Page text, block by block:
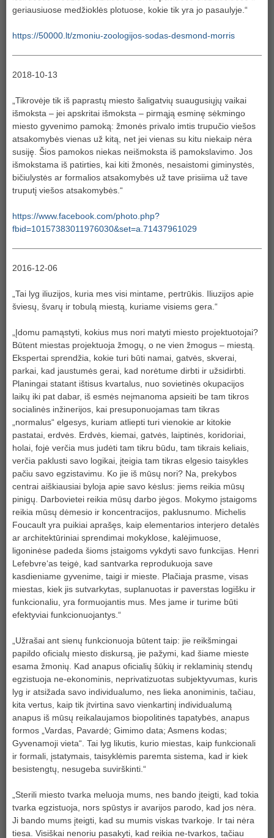
geriausiuose medžioklės plotuose, kokie tik yra jo pasaulyje.“
https://50000.lt/zmoniu-zoologijos-sodas-desmond-morris
2018-10-13
„Tikrovėje tik iš paprastų miesto šaligatvių suaugusiųjų vaikai
išmoksta – jei apskritai išmoksta – pirmąją esminę sėkmingo
miesto gyvenimo pamoką: žmonės privalo imtis trupučio viešos
atsakomybės vienas už kitą, net jei vienas su kitu niekaip nėra
susiję. Šios pamokos niekas neišmoksta iš pamokslavimo. Jos
išmokstama iš patirties, kai kiti žmonės, nesaistomi giminystės,
bičiulystės ar formalios atsakomybės už tave prisiima už tave
truputį viešos atsakomybės.“
https://www.facebook.com/photo.php?
fbid=10157383011976030&set=a.71437961029
2016-12-06
„Tai lyg iliuzijos, kuria mes visi mintame, pertrūkis. Iliuzijos apie
šviesų, švarų ir tobulą miestą, kuriame visiems gera.“
„Įdomu pamąstyti, kokius mus nori matyti miesto projektuotojai?
Būtent miestas projektuoja žmogų, o ne vien žmogus – miestą.
Ekspertai sprendžia, kokie turi būti namai, gatvės, skverai,
parkai, kad jaustumės gerai, kad norėtume dirbti ir užsidirbti.
Planingai statant ištisus kvartalus, nuo sovietinės okupacijos
laikų iki pat dabar, iš esmės neįmanoma apsieiti be tam tikros
socialinės inžinerijos, kai presuponuojamas tam tikras
„normalus“ elgesys, kuriam atliepti turi vienokie ar kitokie
pastatai, erdvės. Erdvės, kiemai, gatvės, laiptinės, koridoriai,
holai, fojė verčia mus judėti tam tikru būdu, tam tikrais keliais,
verčia paklusti savo logikai, įteigia tam tikras elgesio taisykles
pačiu savo egzistavimu. Ko jie iš mūsų nori? Na, prekybos
centrai aiškiausiai byloja apie savo kėslus: jiems reikia mūsų
pinigų. Darbovietei reikia mūsų darbo jėgos. Mokymo įstaigoms
reikia mūsų dėmesio ir koncentracijos, paklusnumo. Michelis
Foucault yra puikiai aprašęs, kaip elementarios interjero detalės
ar architektūriniai sprendimai mokyklose, kalėjimuose,
ligoninėse padeda šioms įstaigoms vykdyti savo funkcijas. Henri
Lefebvre‘as teigė, kad santvarka reprodukuoja save
kasdieniame gyvenime, taigi ir mieste. Plačiaja prasme, visas
miestas, kiek jis sutvarkytas, suplanuotas ir paverstas logišku ir
funkcionaliu, yra formuojantis mus. Mes jame ir turime būti
efektyviai funkcionuojantys.“
„Užrašai ant sienų funkcionuoja būtent taip: jie reikšmingai
papildo oficialų miesto diskursą, jie pažymi, kad šiame mieste
esama žmonių. Kad anapus oficialių šūkių ir reklaminių stendų
egzistuoja ne-ekonominis, neprivatizuotas subjektyvumas, kuris
lyg ir atsižada savo individualumo, nes lieka anoniminis, tačiau,
kita vertus, kaip tik įtvirtina savo vienkartinį individualumą
anapus iš mūsų reikalaujamos biopolitinės tapatybės, anapus
formos „Vardas, Pavardė; Gimimo data; Asmens kodas;
Gyvenamoji vieta“. Tai lyg likutis, kurio miestas, kaip funkcionali
ir formali, įstatymais, taisyklėmis paremta sistema, kad ir kiek
besistengtų, nesugeba suvirškinti.“
„Sterili miesto tvarka meluoja mums, nes bando įteigti, kad tokia
tvarka egzistuoja, nors spūstys ir avarijos parodo, kad jos nėra.
Ji bando mums įteigti, kad su mumis viskas tvarkoje. Ir tai nėra
tiesa. Visiškai nenoriu pasakyti, kad reikia ne-tvarkos, tačiau